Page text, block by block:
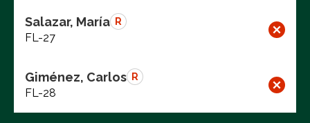
Salazar, María R
FL-27
Giménez, Carlos R
FL-28